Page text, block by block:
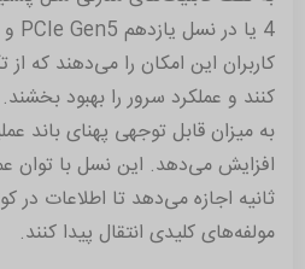
کاربران این امکان را می‌دهند که
به میزان قابل توجهی پهنای باند
ثانیه اجازه می‌دهد تا اطلاعات در
مولفه‌های کلیدی انتقال پیدا کنند.